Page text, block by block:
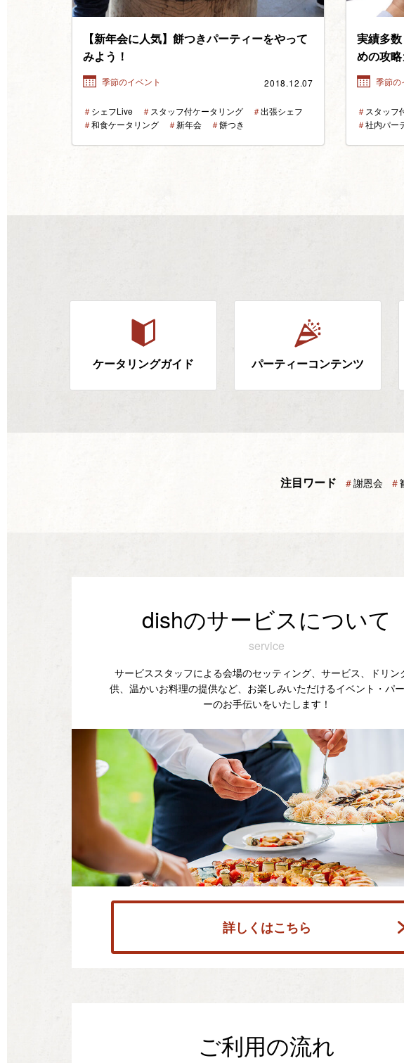
【新年会に人気】餅つきパーティーをやって
みよう！
季節のイベント 2018.12.07
＃シェフLive ＃スタッフ付ケータリング ＃出張シェフ
＃和食ケータリング ＃新年会 ＃餅つき
実績多
めの攻
季節の
＃スタッフ
＃社内パー
ケータリングガイド パーティーコンテンツ
注目ワード ＃謝恩会 ＃
dishのサービスについて
service
サービススタッフによる会場のセッティング、サービス、ドリン
供、温かいお料理の提供など、お楽しみいただけるイベント・パ
ーのお手伝いをいたします！
詳しくはこちら
ご利用の流れ